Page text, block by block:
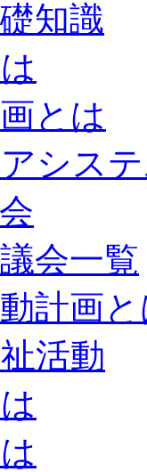
知識
とは
シス
会一覧
計画
活動